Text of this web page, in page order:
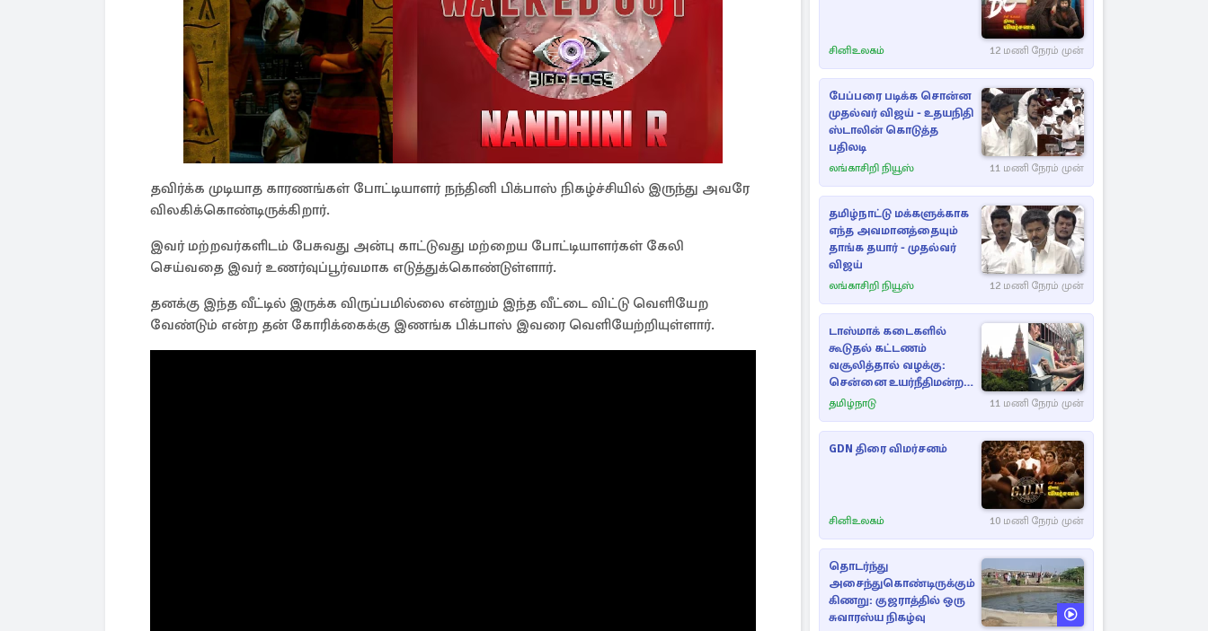
தவிர்க்க முடியாத காரணங்கள் போட்டியாளர் நந்தினி பிக்பாஸ் நிகழ்ச்சியில் இருந்து அவரே
விலகிக்கொண்டிருக்கிறார்.
இவர் மற்றவர்களிடம் பேசுவது அன்பு காட்டுவது மற்றைய போட்டியாளர்கள் கேலி
செய்வதை இவர் உணர்வுப்பூர்வமாக எடுத்துக்கொண்டுள்ளார்.
தனக்கு இந்த வீட்டில் இருக்க விருப்பமில்லை என்றும் இந்த வீட்டை விட்டு வெளியேற
வேண்டும் என்ற தன் கோரிக்கைக்கு இணங்க பிக்பாஸ் இவரை வெளியேற்றியுள்ளார்.
சினிஉலகம் 12 மணி நேரம் முன்
பேப்பரை படிக்க சொன்ன
முதல்வர் விஜய் - உதயநிதி
ஸ்டாலின் கொடுத்த
பதிலடி
லங்காசிறி நியூஸ் 11 மணி நேரம் முன்
தமிழ்நாட்டு மக்களுக்காக
எந்த அவமானத்தையும்
தாங்க தயார் - முதல்வர்
விஜய்
லங்காசிறி நியூஸ் 12 மணி நேரம் முன்
டாஸ்மாக் கடைகளில்
கூடுதல் கட்டணம்
வசூலித்தால் வழக்கு:
சென்னை உயர்நீதிமன்றம்
உத்தரவு
தமிழ்நாடு 11 மணி நேரம் முன்
GDN திரை விமர்சனம்
சினிஉலகம் 10 மணி நேரம் முன்
தொடர்ந்து
அசைந்துகொண்டிருக்கும்
கிணறு: குஜராத்தில் ஒரு
சுவாரஸ்ய நிகழ்வு